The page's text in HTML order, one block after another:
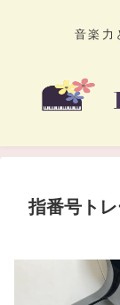
音楽力
指番号ト